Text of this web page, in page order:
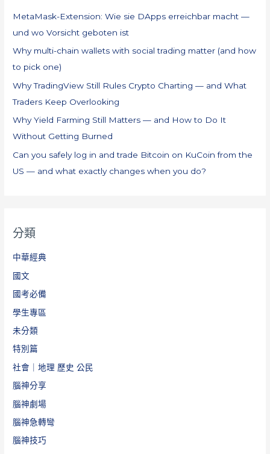
MetaMask-Extension: Wie sie DApps erreichbar macht —
und wo Vorsicht geboten ist
Why multi-chain wallets with social trading matter (and how
to pick one)
Why TradingView Still Rules Crypto Charting — and What
Traders Keep Overlooking
Why Yield Farming Still Matters — and How to Do It
Without Getting Burned
Can you safely log in and trade Bitcoin on KuCoin from the
US — and what exactly changes when you do?
分類
中華經典
國文
國考必備
學生專區
未分類
特別篇
社會｜地理 歷史 公民
腦神分享
腦神劇場
腦神急轉彎
腦神技巧